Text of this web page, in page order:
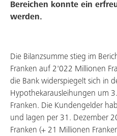
Über uns
Bereichen konnte ein
werden.
Die Bilanzsumme stieg im
Franken auf 2'022 Millionen
die Bank widerspiegelt sich in
Hypothekarausleihungen um
Franken. Die Kundengelder
und lagen per 31. Dezember
Franken (+ 21 Millionen